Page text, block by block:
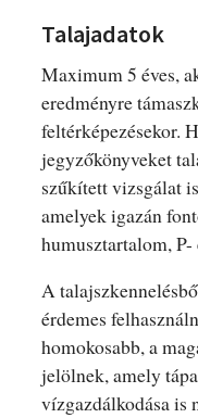
Talajadatok
Maximum 5 éves,
eredményre
feltérképezésekor.
jegyzőkönyveket
szűkített vizsgálat
amelyek igazán
humusztartalom,
A
érdemes
homokosabb, a
jelölnek, amely
vízgazdálkodása is